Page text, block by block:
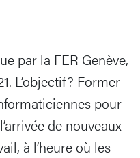
par la FER Genève,
L’objectif? Former
pour
de nouveaux
à l’heure où les